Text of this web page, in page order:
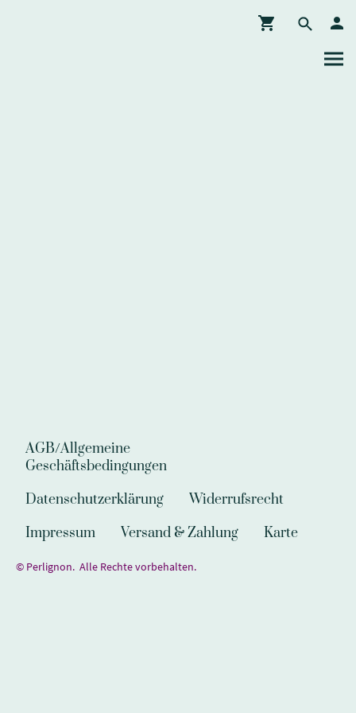
AGB/Allgemeine
Geschäftsbedingungen
Datenschutzerklärung
Widerrufsrecht
Impressum
Versand & Zahlung Karte
© Perlignon. Alle Rechte vorbehalten.